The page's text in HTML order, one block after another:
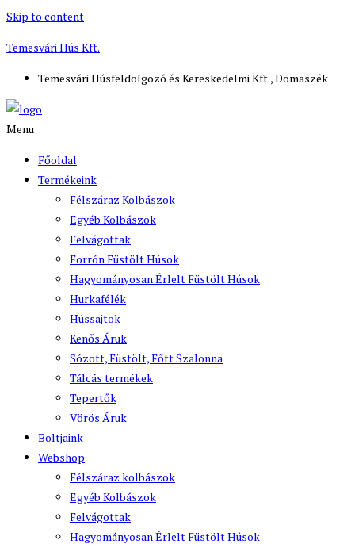
Skip to content
Temesvári Hús Kft.
Temesvári Húsfeldolgozó és Kereskedelmi Kft., Domaszék
Menu
Főoldal
Termékeink
Félszáraz Kolbászok
Egyéb Kolbászok
Felvágottak
Forrón Füstölt Húsok
Hagyományosan Érlelt Füstölt Húsok
Hurkafélék
Hússajtok
Kenős Áruk
Sózott, Füstölt, Főtt Szalonna
Tálcás termékek
Tepertők
Vörös Áruk
Boltjaink
Webshop
Félszáraz kolbászok
Egyéb Kolbászok
Felvágottak
Hagyományosan Érlelt Füstölt Húsok